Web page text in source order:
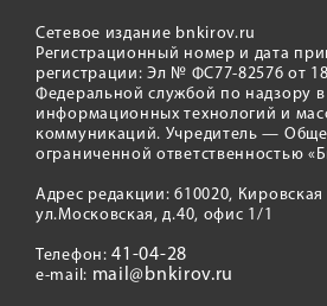
Сетевое издание bnkirov.ru
Регистрационный номер и дата
регистрации: Эл № ФС77-82576 от
Федеральной службой по надзору в
информационных технологий и
коммуникаций. Учредитель —
ограниченной ответственностью
Адрес редакции: 610020, Кировская
ул.Московская, д.40, офис 1/1
Телефон:41-04-28
e-mail: mail@bnkirov.ru